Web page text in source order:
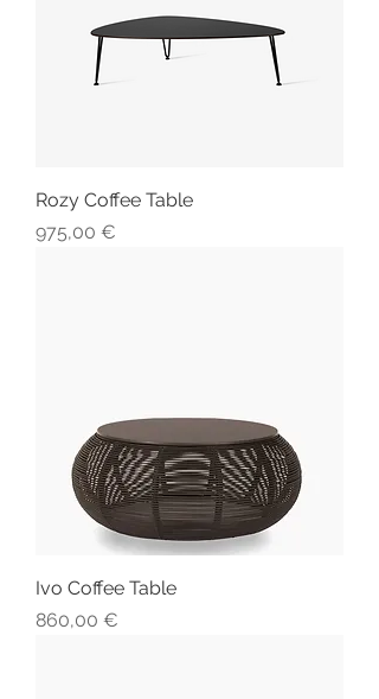
Rozy Coffee Table
Preis
975,00 €
Ivo Coffee Table
Preis
860,00 €